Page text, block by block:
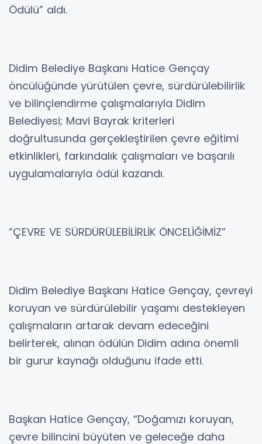
Ödülü” aldı.
Didim Belediye Başkanı Hatice Gençay
öncülüğünde yürütülen çevre, sürdürülebilirlik
ve bilinçlendirme çalışmalarıyla Didim
Belediyesi; Mavi Bayrak kriterleri
doğrultusunda gerçekleştirilen çevre eğitimi
etkinlikleri, farkındalık çalışmaları ve başarılı
uygulamalarıyla ödül kazandı.
“ÇEVRE VE SÜRDÜRÜLEBİLİRLİK ÖNCELİĞİMİZ”
Didim Belediye Başkanı Hatice Gençay, çevreyi
koruyan ve sürdürülebilir yaşamı destekleyen
çalışmaların artarak devam edeceğini
belirterek, alınan ödülün Didim adına önemli
bir gurur kaynağı olduğunu ifade etti.
Başkan Hatice Gençay, “Doğamızı koruyan,
çevre bilincini büyüten ve geleceğe daha